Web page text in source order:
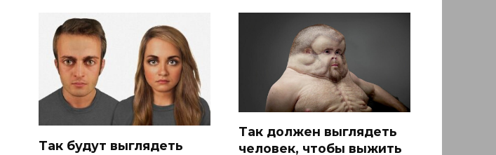
Так будут выглядеть
Так должен выглядеть
человек, чтобы выжить